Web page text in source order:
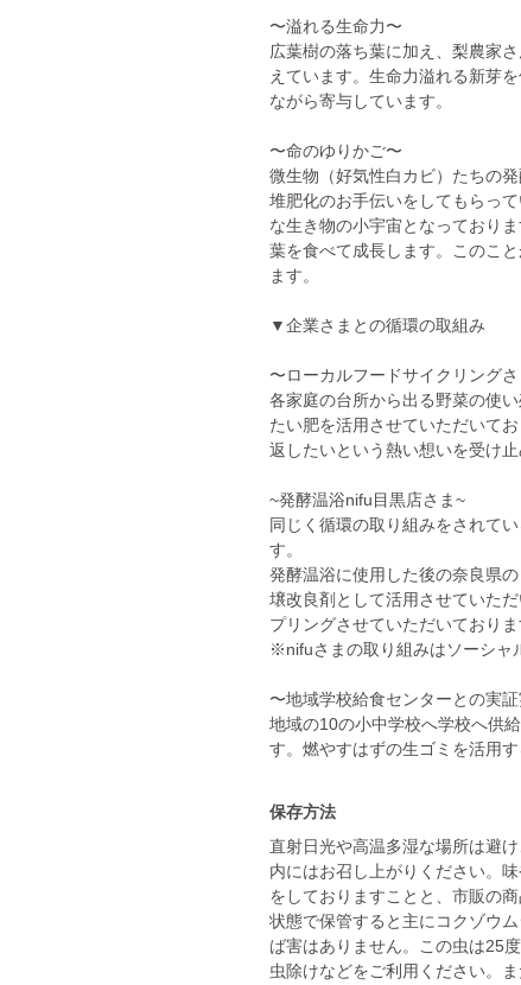
〜溢れる生命力〜
広葉樹の落ち葉に加え、梨農家
えています。生命力溢れる新芽
ながら寄与しています。
〜命のゆりかご〜
微生物（好気性白カビ）たちの
堆肥化のお手伝いをしてもらっ
な生き物の小宇宙となっており
葉を食べて成長します。このこ
ます。
▼企業さまとの循環の取組み
〜ローカルフードサイクリング
各家庭の台所から出る野菜の使
たい肥を活用させていただいて
返したいという熱い想いを受け止
~発酵温浴nifu目黒店さま~
同じく循環の取り組みをされて
す。
発酵温浴に使用した後の奈良県
壌改良剤として活用させていた
プリングさせていただいておりま
※nifuさまの取り組みはソーシャ
〜地域学校給食センターとの実
地域の10の小中学校へ学校へ供
保存方法
直射日光や高温多湿な場所は避
内にはお召し上がりください。
をしておりますことと、市販の
状態で保管すると主にコクゾウ
ば害はありません。この虫は25
虫除けなどをご利用ください。